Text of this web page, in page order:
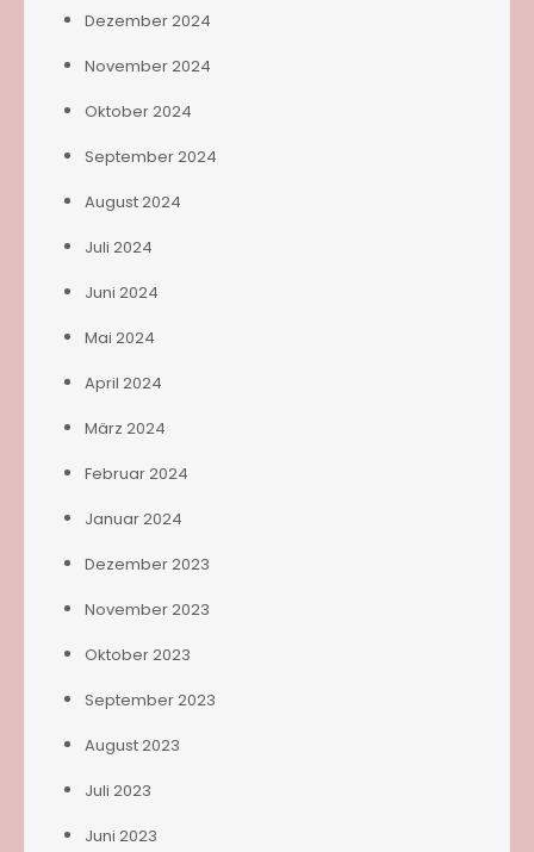
Dezember 2024
November 2024
Oktober 2024
September 2024
August 2024
Juli 2024
Juni 2024
Mai 2024
April 2024
März 2024
Februar 2024
Januar 2024
Dezember 2023
November 2023
Oktober 2023
September 2023
August 2023
Juli 2023
Juni 2023